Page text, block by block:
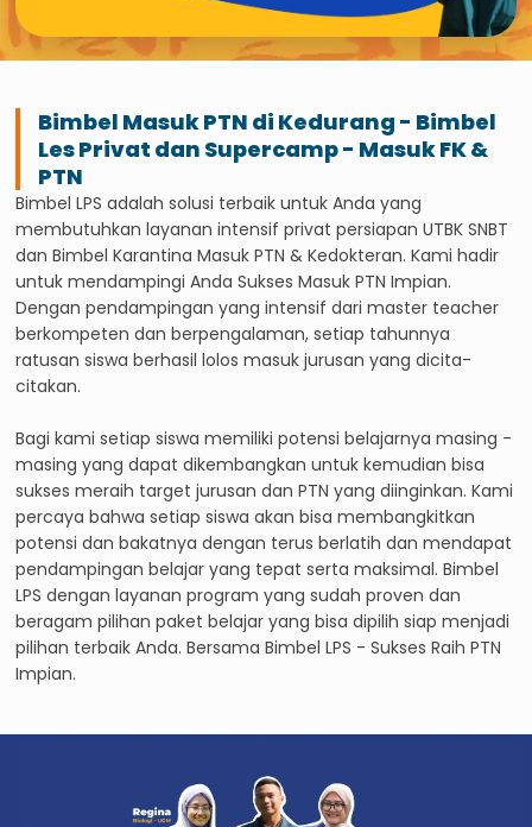
Bimbel Masuk PTN di Kedurang - Bimbel
Les Privat dan Supercamp - Masuk FK &
PTN
Bimbel LPS adalah solusi terbaik untuk Anda yang
membutuhkan layanan intensif privat persiapan UTBK SNBT
dan Bimbel Karantina Masuk PTN & Kedokteran. Kami hadir
untuk mendampingi Anda Sukses Masuk PTN Impian.
Dengan pendampingan yang intensif dari master teacher
berkompeten dan berpengalaman, setiap tahunnya
ratusan siswa berhasil lolos masuk jurusan yang dicita-
citakan.
Bagi kami setiap siswa memiliki potensi belajarnya masing -
masing yang dapat dikembangkan untuk kemudian bisa
sukses meraih target jurusan dan PTN yang diinginkan. Kami
percaya bahwa setiap siswa akan bisa membangkitkan
potensi dan bakatnya dengan terus berlatih dan mendapat
pendampingan belajar yang tepat serta maksimal. Bimbel
LPS dengan layanan program yang sudah proven dan
beragam pilihan paket belajar yang bisa dipilih siap menjadi
pilihan terbaik Anda. Bersama Bimbel LPS - Sukses Raih PTN
Impian.